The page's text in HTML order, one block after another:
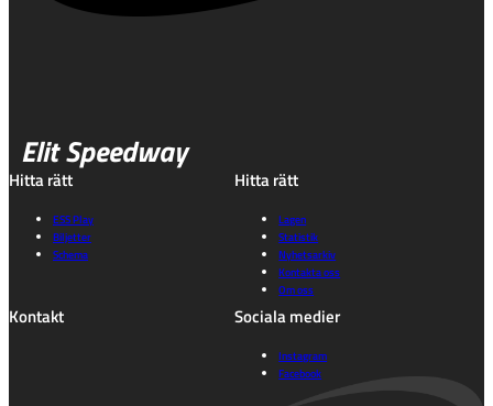
Elit Speedway
Hitta rätt
ESS Play
Biljetter
Schema
Hitta rätt
Lagen
Statistik
Nyhetsarkiv
Kontakta oss
Om oss
Kontakt Sociala medier
Instagram
Facebook